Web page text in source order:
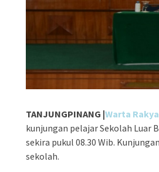
TANJUNGPINANG |Warta
kunjungan pelajar Sekolah Luar
sekira pukul 08.30 Wib.
sekolah.